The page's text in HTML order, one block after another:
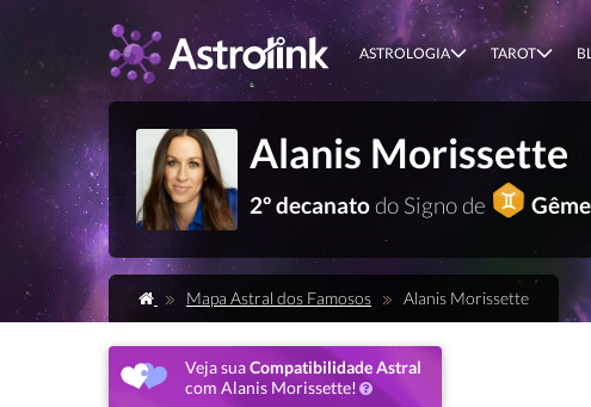
ASTROLOGIA TAROT
Alanis Morissette
2º decanatodo Signo de
Mapa Astral dos Famosos Alanis Morissette
Veja suaCompatibilidade Astral
com Alanis Morissette!